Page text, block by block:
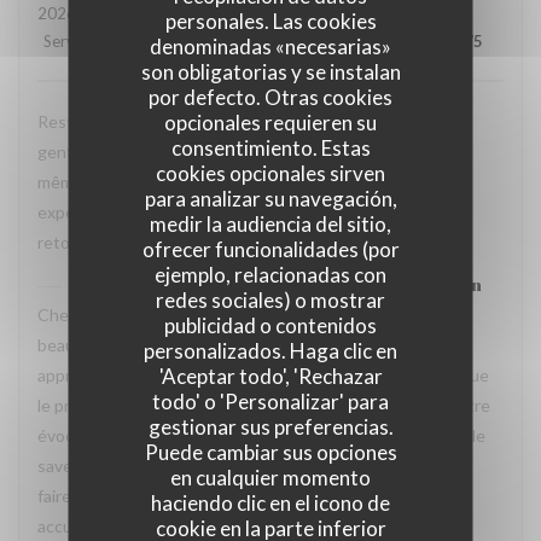
personales. Las cookies
denominadas «necesarias»
son obligatorias y se instalan
por defecto. Otras cookies
opcionales requieren su
consentimiento. Estas
cookies opcionales sirven
para analizar su navegación,
medir la audiencia del sitio,
ofrecer funcionalidades (por
ejemplo, relacionadas con
redes sociales) o mostrar
publicidad o contenidos
personalizados. Haga clic en
'Aceptar todo', 'Rechazar
todo' o 'Personalizar' para
gestionar sus preferencias.
Puede cambiar sus opciones
en cualquier momento
haciendo clic en el icono de
cookie en la parte inferior
2026-07-31
- 20:30 - Invitados 2
Servicio
Ambiente:5/5 Menú:5/5 Calidad / Precio /5
Restaurant tres agreable, personnel avec expertise, tres
gentil et amable avec esprit! Cuisine simple et raffiné au
même temps, avec goût. Location charmante, pour un
experience que merece de retourner plusieur fois. Je
retournerai
La Closerie des Lilasha respondido a su opinión
Cher Emanuele, Nous recevons vos compliments avec
beaucoup de plaisir. Nous sommes ravis que vous ayez
apprécié le charme des lieux, la qualité de la cuisine ainsi que
le professionnalisme et la gentillesse de notre équipe. Votre
évocation d’une cuisine à la fois simple, raffinée et pleine de
saveurs reflète parfaitement l’esprit que nous souhaitons
faire vivre à nos hôtes. Nous aurons grand plaisir à vous
accueillir de nouveau à La Closerie des Lilas ✨